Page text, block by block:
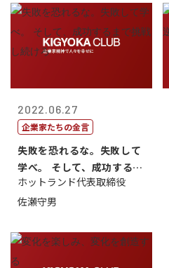
2022.06.27
企業家たちの金言
失敗を恐れるな。失敗して
学べ。 そして、成功するま
で挑戦し続...
ホットランド代表取締役
佐瀬守男